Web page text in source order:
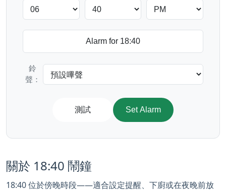
鈴
聲：
測試 Set Alarm
關於 18:40 鬧鐘
18:40 位於傍晚時段——適合設定提醒、下廚或在夜晚前放